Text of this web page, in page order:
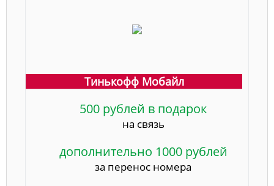
Тинькофф Мобайл
500 рублей в подарок
на связь
дополнительно 1000 рублей
за перенос номера